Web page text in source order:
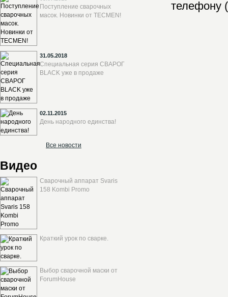
Поступление сварочных
масок. Новинки от TECMEN!
31.05.2018
Специальная серия СВАРОГ
BLACK уже в продаже
02.11.2015
День народного единства!
Все новости
Видео
Сварочный аппарат Svaris
158 Kombi Promo
Краткий урок по сварке.
Выбор сварочной маски от
ForumHouse
телефону